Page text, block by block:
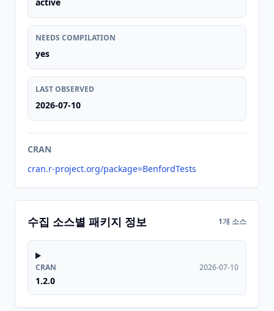
NEEDS COMPILATION
yes
LAST OBSERVED
2026-07-10
CRAN
cran.r-project.org/package=BenfordTests
수집 소스별 패키지 정보 1개 소스
CRAN
1.2.0
2026-07-10